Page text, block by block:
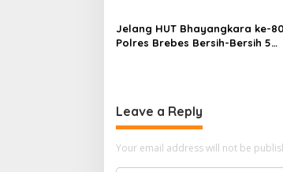
Jelang HUT Bhayangkara ke-
Polres Brebes Bersih-Bersih 5
Leave a Reply
Your email address will not be